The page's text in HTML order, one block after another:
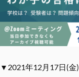
▼2021年12月17日(金)